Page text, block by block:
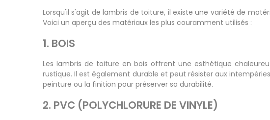
Lorsqu'il s'agit de lambris de toiture, il existe une variété de
Voici un aperçu des matériaux les plus couramment utilisés :
1. BOIS
Les lambris de toiture en bois offrent une esthétique
rustique. Il est également durable et peut résister aux
peinture ou la finition pour préserver sa durabilité.
2. PVC (POLYCHLORURE DE VINYLE)